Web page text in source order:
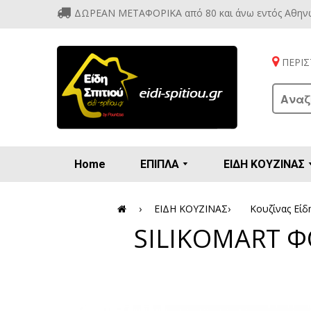
ΔΩΡΕΑΝ ΜΕΤΑΦΟΡΙΚΑ από 80 και άνω εντός
Home ΕΠΙΠΛΑ ΕΙΔΗ ΚΟΥΖΙΝΑΣ
› ΕΙΔΗ ΚΟΥΖΙΝΑΣ› Κουζίνας
SILIKOMART